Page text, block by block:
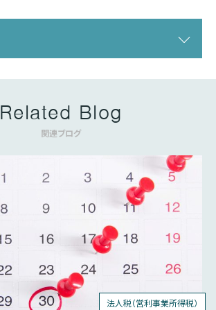
Related Blog
関連ブログ
個人所得税
法人税（営利事業所得税）